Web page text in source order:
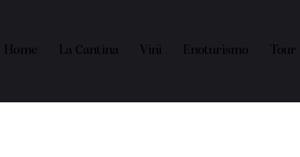
Home La Cantina Vini Enoturismo